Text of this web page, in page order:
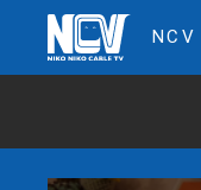
NCV